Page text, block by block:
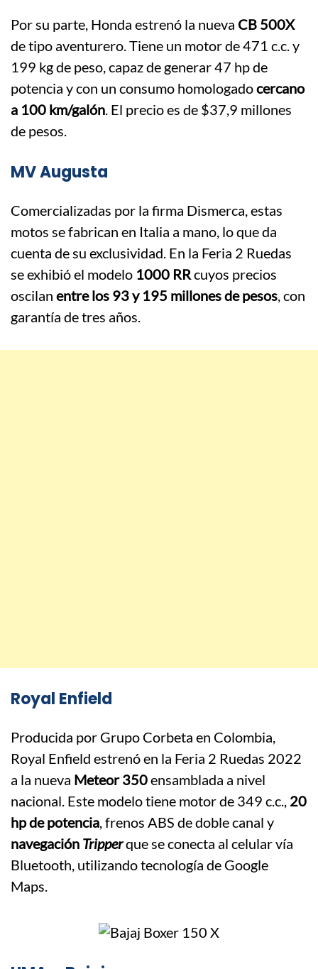
Por su parte, Honda estrenó la nueva CB 500X
de tipo aventurero. Tiene un motor de 471 c.c. y
199 kg de peso, capaz de generar 47 hp de
potencia y con un consumo homologadocercano
a 100 km/galón. El precio es de $37,9 millones
de pesos.
MV Augusta
Comercializadas por la firma Dismerca, estas
motos se fabrican en Italia a mano, lo que da
cuenta de su exclusividad. En la Feria 2 Ruedas
se exhibió el modelo 1000 RRcuyos precios
oscilan entre los 93 y 195 millones de pesos, con
garantía de tres años.
Royal Enfield
Producida por Grupo Corbeta en Colombia,
Royal Enfield estrenó en la Feria 2 Ruedas 2022
a la nueva Meteor 350ensamblada a nivel
nacional. Este modelo tiene motor de 349 c.c., 20
hp de potencia, frenos ABS de doble canal y
navegación Tripperque se conecta al celular vía
Bluetooth, utilizando tecnología de Google
Maps.